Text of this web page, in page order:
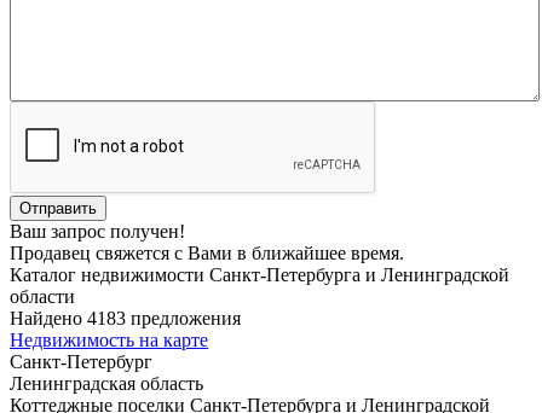
Ваш запрос получен!
Продавец свяжется с Вами в ближайшее время.
Каталог недвижимости Санкт-Петербурга и Ленинградской
области
Найдено 4183 предложения
Недвижимость на карте
Санкт-Петербург
Ленинградская область
Коттеджные поселки Санкт-Петербурга и Ленинградской